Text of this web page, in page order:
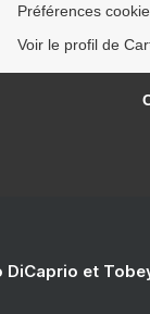
Préférences
Voir le profil de
DiCaprio et